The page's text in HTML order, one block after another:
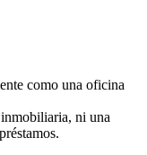
como una oficina
ni una